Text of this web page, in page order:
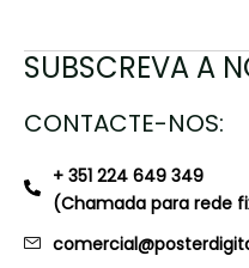
SUBSCREVA A
CONTACTE-NOS:
+ 351 224 649 349
(Chamada para rede